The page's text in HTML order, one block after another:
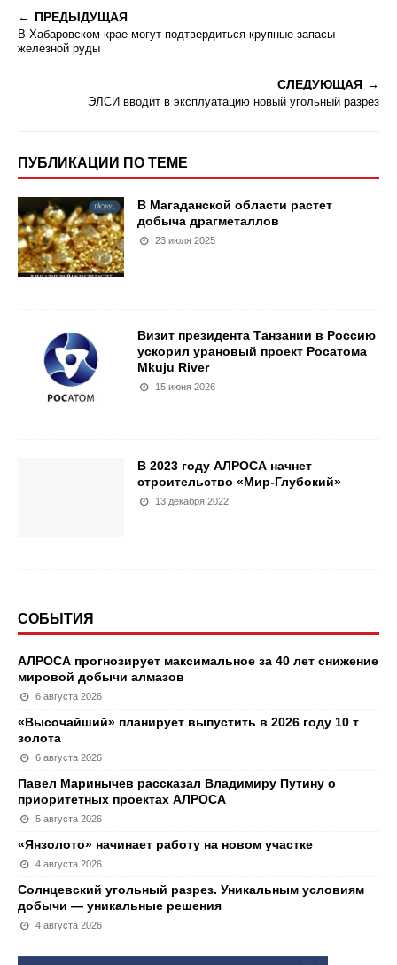
ПРЕДЫДУЩАЯ
В Хабаровском крае могут подтвердиться крупные запасы
железной руды
СЛЕДУЮЩАЯ
ЭЛСИ вводит в эксплуатацию новый угольный разрез
ПУБЛИКАЦИИ ПО ТЕМЕ
В Магаданской области растет
добыча драгметаллов
23 июля 2025
Визит президента Танзании в Россию
ускорил урановый проект Росатома
Mkuju River
15 июня 2026
В 2023 году АЛРОСА начнет
строительство «Мир-Глубокий»
13 декабря 2022
СОБЫТИЯ
АЛРОСА прогнозирует максимальное за 40 лет снижение
мировой добычи алмазов
6 августа 2026
«Высочайший» планирует выпустить в 2026 году 10 т
золота
6 августа 2026
Павел Маринычев рассказал Владимиру Путину о
приоритетных проектах АЛРОСА
5 августа 2026
«Янзолото» начинает работу на новом участке
4 августа 2026
Солнцевский угольный разрез. Уникальным условиям
добычи — уникальные решения
4 августа 2026